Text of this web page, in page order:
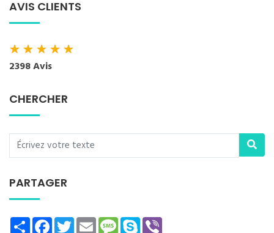
AVIS CLIENTS
★★★★★
2398 Avis
CHERCHER
PARTAGER
ShareFacebookTwitterEmailMessage
Skype